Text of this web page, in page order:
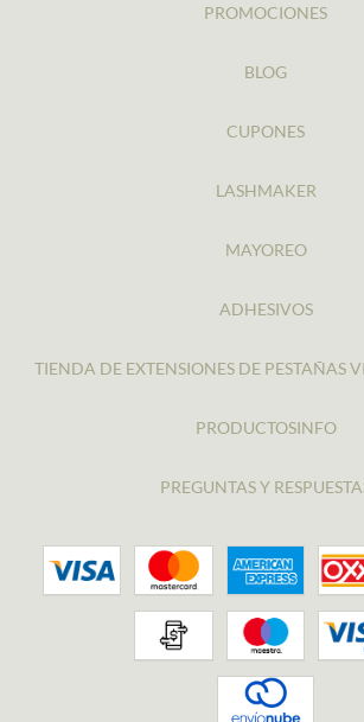
PROMOCIONES
BLOG
CUPONES
LASHMAKER
MAYOREO
ADHESIVOS
TIENDA DE EXTENSIONES DE PESTAÑAS
PRODUCTOSINFO
PREGUNTAS Y